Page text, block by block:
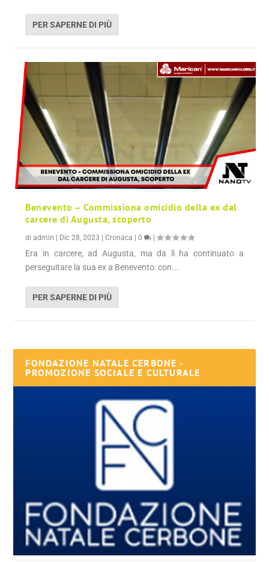
PER SAPERNE DI PIÙ
Benevento – Commissiona omicidio della ex dal
carcere di Augusta, scoperto
diadmin Dic 28, 2023 |Cronaca |0 |
Era in carcere, ad Augusta, ma da lì ha continuato a
perseguitare la sua ex a Benevento: con...
PER SAPERNE DI PIÙ
FONDAZIONE NATALE CERBONE -
PROMOZIONE SOCIALE E CULTURALE